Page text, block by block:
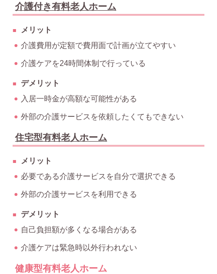
介護付き有料老人ホーム
メリット
介護費用が定額で費用面で計画が立てやすい
介護ケアを24時間体制で行っている
デメリット
入居一時金が高額な可能性がある
外部の介護サービスを依頼したくてもできない
住宅型有料老人ホーム
メリット
必要である介護サービスを自分で選択できる
外部の介護サービスを利用できる
デメリット
自己負担額が多くなる場合がある
介護ケアは緊急時以外行われない
健康型有料老人ホーム